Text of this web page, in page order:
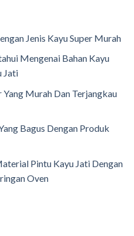
Jenis Kayu Super Murah
Mengenai Bahan Kayu
Jati
Murah Dan Terjangkau
Bagus Dengan Produk
Pintu Kayu Jati Dengan
Oven